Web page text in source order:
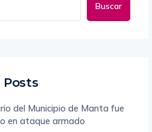
Buscar
Posts
del Municipio de Manta fue
en ataque armado